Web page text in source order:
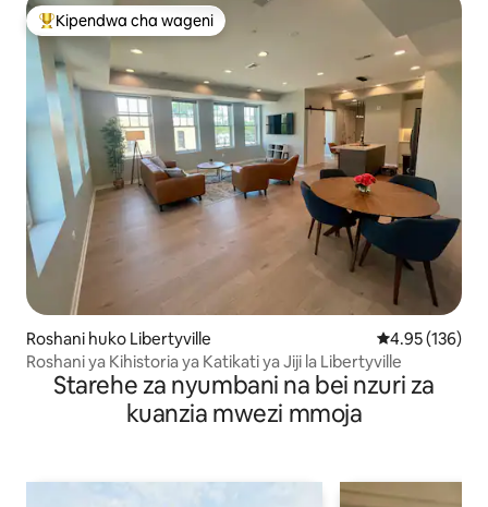
Kipendwa maarufu cha wageni
Kipendwa cha wageni
Roshani huko Libertyville Ukadiriaji wa
4.95 (136)
Roshani ya Kihistoria ya Katikati ya Jiji la Libertyville
Starehe za nyumbani na bei nzuri za
kuanzia mwezi mmoja